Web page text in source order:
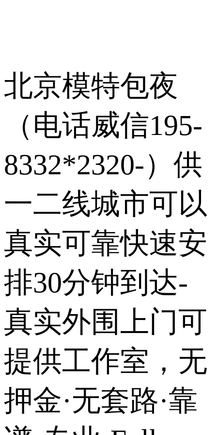
北京模特包夜
（电话威信195-
8332*2320-）供
一二线城市可以
真实可靠快速安
排30分钟到达-
真实外围上门可
提供工作室，无
押金·无套路·靠